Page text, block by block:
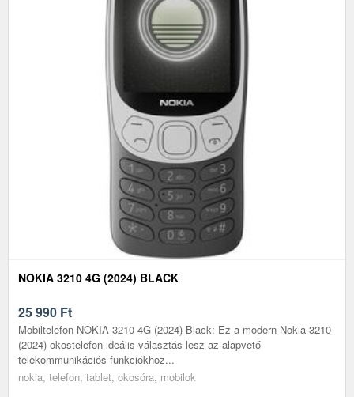
NOKIA 3210 4G (2024) BLACK
25 990 Ft
Mobiltelefon NOKIA 3210 4G (2024) Black: Ez a modern Nokia 3210
(2024) okostelefon ideális választás lesz az alapvető
telekommunikációs funkciókhoz...
nokia, telefon, tablet, okosóra, mobilok